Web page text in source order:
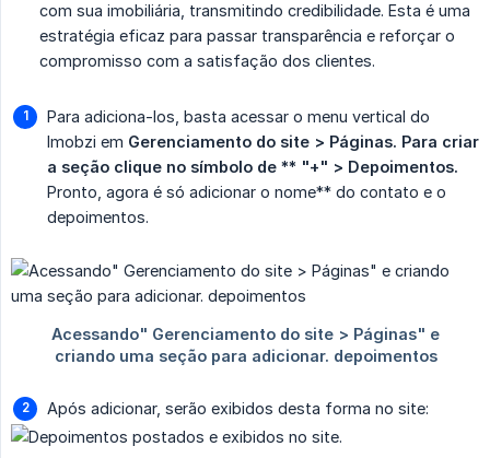
com sua imobiliária, transmitindo credibilidade. Esta é uma
estratégia eficaz para passar transparência e reforçar o
compromisso com a satisfação dos clientes.
Para adiciona-los, basta acessar o menu vertical do
Imobzi em Gerenciamento do site > Páginas. Para criar
a seção clique no símbolo de ** "+" > Depoimentos.
Pronto, agora é só adicionar o nome** do contato e o
depoimentos.
Após adicionar, serão exibidos desta forma no site: